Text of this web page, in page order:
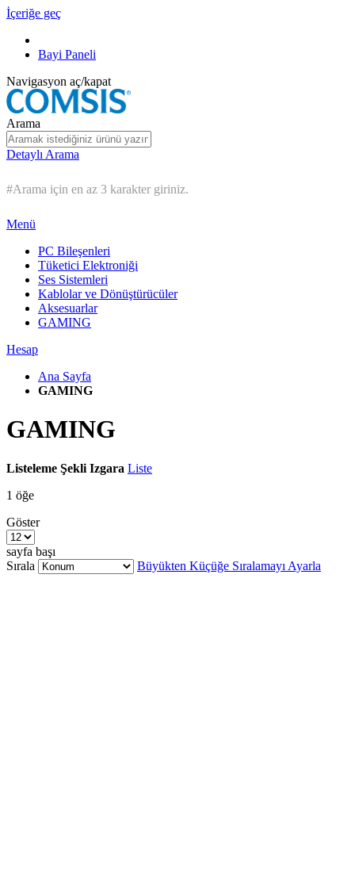
İçeriğe geç
Bayi Paneli
Navigasyon aç/kapat
Arama
Detaylı Arama
#Arama için en az 3 karakter giriniz.
Menü
PC Bileşenleri
Tüketici Elektroniği
Ses Sistemleri
Kablolar ve Dönüştürücüler
Aksesuarlar
GAMING
Hesap
Ana Sayfa
GAMING
GAMING
Listeleme Şekli Izgara Liste
1 öğe
Göster
sayfa başı
Sırala
Büyükten Küçüğe Sıralamayı Ayarla